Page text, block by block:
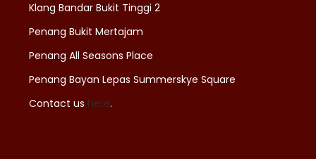
Klang Bandar Bukit Tinggi 2
Penang Bukit Mertajam
Penang All Seasons Place
Penang Bayan Lepas Summerskye Square
Contact us here.